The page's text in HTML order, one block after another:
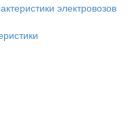
электровозов